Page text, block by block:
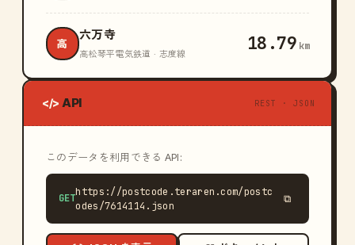
高
六万寺
高松琴平電気鉄道 · 志度線 18.79 km
</> API REST · JSON
このデータを利用できる API:
GET
https://postcode.teraren.com/postc
odes/7614114.json
⧉